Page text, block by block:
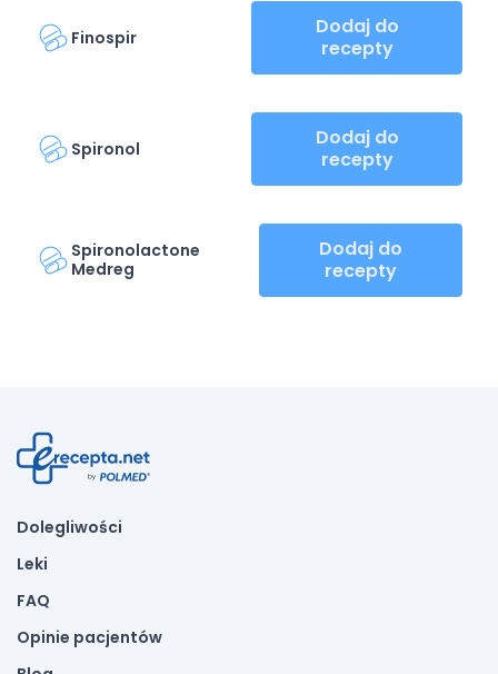
Finospir
Dodaj do
recepty
Spironol
Dodaj do
recepty
Spironolactone
Medreg
Dodaj do
recepty
Dolegliwości
Leki
FAQ
Opinie pacjentów